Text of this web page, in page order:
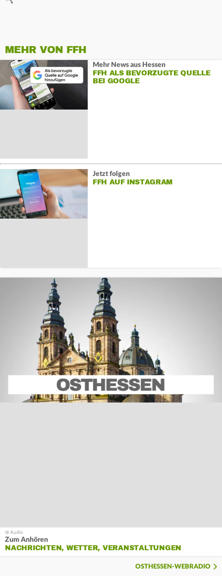
MEHR VON FFH
Mehr News aus Hessen
FFH ALS BEVORZUGTE QUELLE
BEI GOOGLE
Jetzt folgen
FFH AUF INSTAGRAM
Zum Anhören
NACHRICHTEN, WETTER, VERANSTALTUNGEN
OSTHESSEN-WEBRADIO